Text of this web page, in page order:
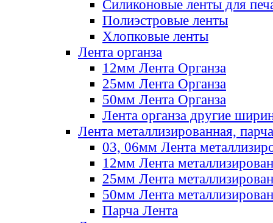
Силиконовые ленты для
Полиэстровые ленты
Хлопковые ленты
Лента органза
12мм Лента Органза
25мм Лента Органза
50мм Лента Органза
Лента органза другие
Лента металлизированная, парча
03, 06мм Лента
12мм Лента
25мм Лента
50мм Лента
Парча Лента